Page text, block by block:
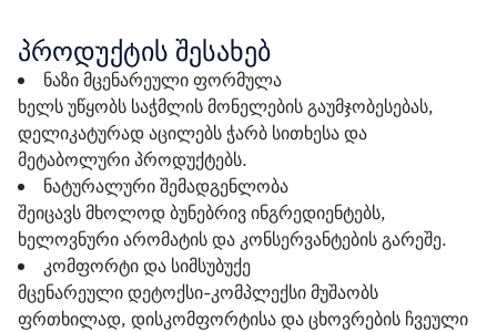
პროდუქტის შესახებ
ნაზი მცენარეული ფორმულა
ხელს უწყობს საჭმლის მონელების გაუმჯობესებას,
დელიკატურად აცილებს ჭარბ სითხესა და
მეტაბოლური პროდუქტებს.
ნატურალური შემადგენლობა
შეიცავს მხოლოდ ბუნებრივ ინგრედიენტებს,
ხელოვნური არომატის და კონსერვანტების გარეშე.
კომფორტი და სიმსუბუქე
მცენარეული დეტოქსი-კომპლექსი მუშაობს
ფრთხილად, დისკომფორტისა და ცხოვრების ჩვეული